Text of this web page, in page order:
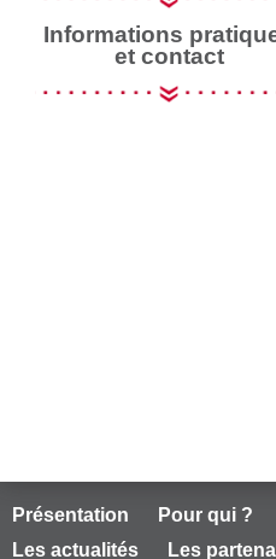
Informations
et contact
Présentation Pour qui ?
Les actualités
Les